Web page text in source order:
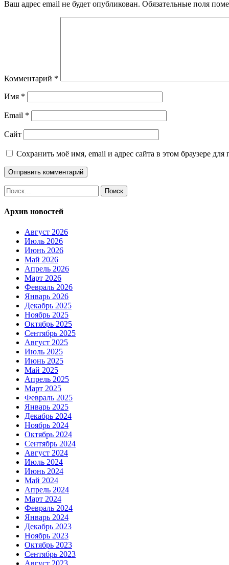
Ваш адрес email не будет опубликован. Обязательные поля
Комментарий *
Имя *
Email *
Сайт
Сохранить моё имя, email и адрес сайта в этом браузере
Найти:
Архив новостей
Август 2026
Июль 2026
Июнь 2026
Май 2026
Апрель 2026
Март 2026
Февраль 2026
Январь 2026
Декабрь 2025
Ноябрь 2025
Октябрь 2025
Сентябрь 2025
Август 2025
Июль 2025
Июнь 2025
Май 2025
Апрель 2025
Март 2025
Февраль 2025
Январь 2025
Декабрь 2024
Ноябрь 2024
Октябрь 2024
Сентябрь 2024
Август 2024
Июль 2024
Июнь 2024
Май 2024
Апрель 2024
Март 2024
Февраль 2024
Январь 2024
Декабрь 2023
Ноябрь 2023
Октябрь 2023
Сентябрь 2023
Август 2023